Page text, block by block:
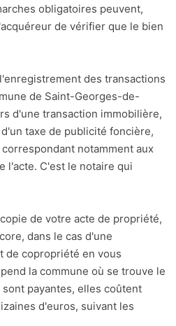
obligatoires peuvent,
de vérifier que le bien
des transactions
de Saint-Georges-de-
d'une transaction immobilière,
taxe de publicité foncière,
notamment aux
l'acte. C'est le notaire qui
de votre acte de propriété,
dans le cas d'une
de copropriété en vous
la commune où se trouve le
payantes, elles coûtent
d'euros, suivant les